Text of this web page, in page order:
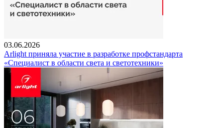
03.06.2026
Arlight приняла участие в разработке профстандарта
«Специалист в области света и светотехники»